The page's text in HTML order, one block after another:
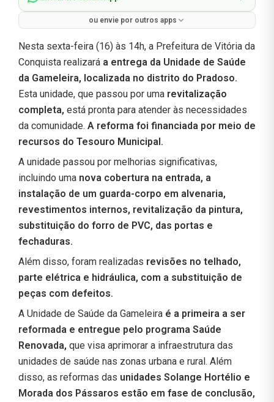
ou envie por outros apps
Nesta sexta-feira (16) às 14h, a Prefeitura de Vitória da
Conquista realizará a entrega da Unidade de Saúde
da Gameleira, localizada no distrito do Pradoso.
Esta unidade, que passou por uma revitalização
completa, está pronta para atender às necessidades
da comunidade. A reforma foi financiada por meio de
recursos do Tesouro Municipal.
A unidade passou por melhorias significativas,
incluindo uma nova cobertura na entrada, a
instalação de um guarda-corpo em alvenaria,
revestimentos internos, revitalização da pintura,
substituição do forro de PVC, das portas e
fechaduras.
Além disso, foram realizadas revisões no telhado,
parte elétrica e hidráulica, com a substituição de
peças com defeitos.
A Unidade de Saúde da Gameleira é a primeira a ser
reformada e entregue pelo programa Saúde
Renovada, que visa aprimorar a infraestrutura das
unidades de saúde nas zonas urbana e rural. Além
disso, as reformas das unidades Solange Hortélio e
Morada dos Pássaros estão em fase de conclusão,